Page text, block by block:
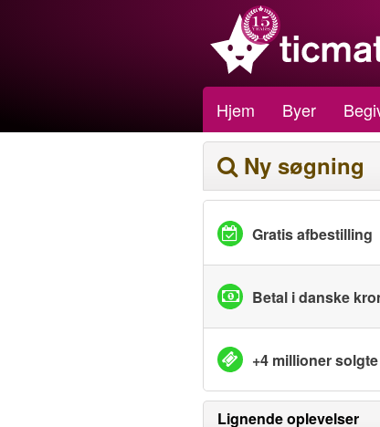
Hjem Byer
Ny søgning
Gratis afbestilling
Betal i danske
+4 millioner
Lignende oplevelser